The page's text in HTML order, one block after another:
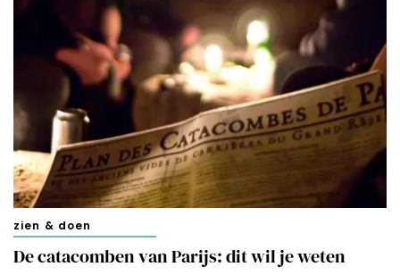
zien & doen
De catacomben van Parijs: dit wil je weten